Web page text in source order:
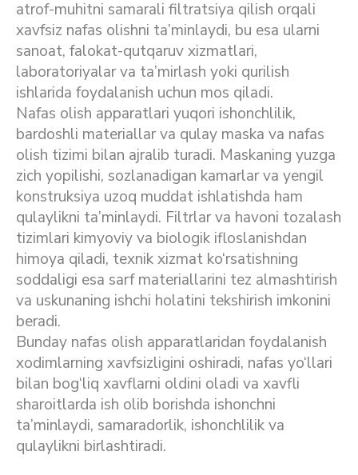
atrof-muhitni samarali filtratsiya qilish orqali
xavfsiz nafas olishni ta’minlaydi, bu esa ularni
sanoat, falokat-qutqaruv xizmatlari,
laboratoriyalar va ta’mirlash yoki qurilish
ishlarida foydalanish uchun mos qiladi.
Nafas olish apparatlari yuqori ishonchlilik,
bardoshli materiallar va qulay maska va nafas
olish tizimi bilan ajralib turadi. Maskaning yuzga
zich yopilishi, sozlanadigan kamarlar va yengil
konstruksiya uzoq muddat ishlatishda ham
qulaylikni ta’minlaydi. Filtrlar va havoni tozalash
tizimlari kimyoviy va biologik ifloslanishdan
himoya qiladi, texnik xizmat ko‘rsatishning
soddaligi esa sarf materiallarini tez almashtirish
va uskunaning ishchi holatini tekshirish imkonini
beradi.
Bunday nafas olish apparatlaridan foydalanish
xodimlarning xavfsizligini oshiradi, nafas yo‘llari
bilan bog‘liq xavflarni oldini oladi va xavfli
sharoitlarda ish olib borishda ishonchni
ta’minlaydi, samaradorlik, ishonchlilik va
qulaylikni birlashtiradi.